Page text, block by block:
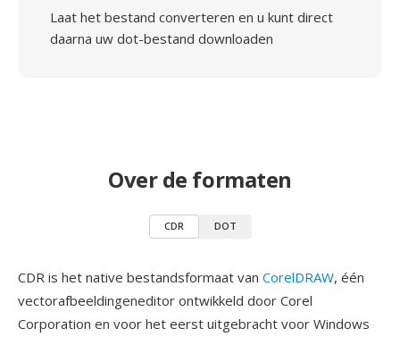
Laat het bestand converteren en u kunt direct
daarna uw dot-bestand downloaden
Over de formaten
CDR DOT
CDR is het native bestandsformaat van CorelDRAW, één
vectorafbeeldingeneditor ontwikkeld door Corel
Corporation en voor het eerst uitgebracht voor Windows